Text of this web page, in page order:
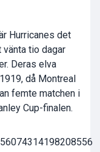
Hurricanes det
tio dagar
Deras elva
då Montreal
femte matchen i
Cup-finalen.